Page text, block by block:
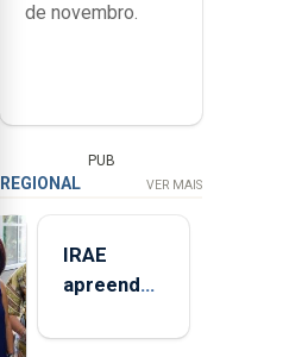
de novembro.
PUB
REGIONAL VER MAIS
IRAE
apreendeu
toneladas